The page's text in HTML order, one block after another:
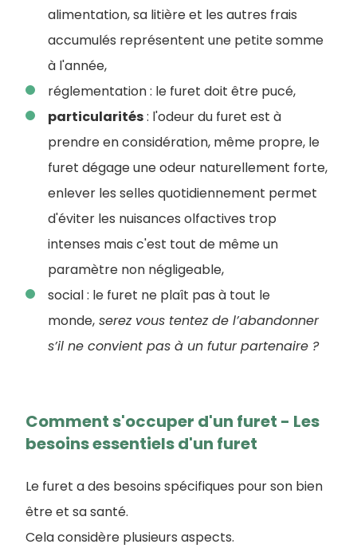
alimentation, sa litière et les autres frais
accumulés représentent une petite somme
à l'année,
réglementation : le furet doit être pucé,
particularités: l'odeur du furet est à
prendre en considération, même propre, le
furet dégage une odeur naturellement forte,
enlever les selles quotidiennement permet
d'éviter les nuisances olfactives trop
intenses mais c'est tout de même un
paramètre non négligeable,
social : le furet ne plaît pas à tout le
monde, serez vous tentez de l’abandonner
s’il ne convient pas à un futur partenaire ?
Comment s'occuper d'un furet - Les
besoins essentiels d'un furet
Le furet a des besoins spécifiques pour son bien
être et sa santé.
Cela considère plusieurs aspects.